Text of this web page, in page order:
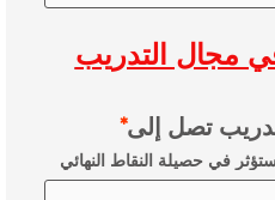
تصل إلى
ستؤثر في حصيلة النقاط النهائي